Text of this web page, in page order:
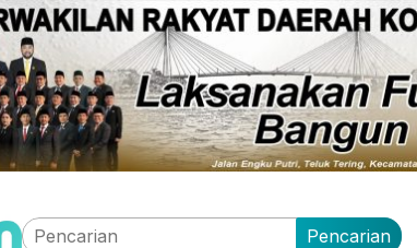
Pencarian